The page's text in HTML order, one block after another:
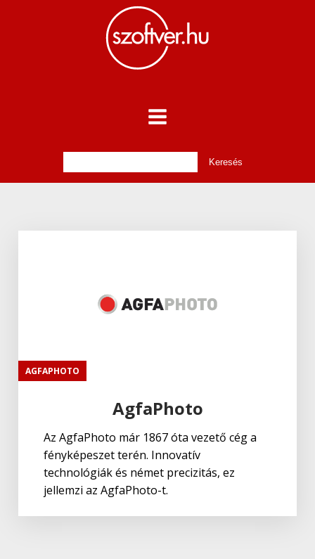
AGFAPHOTO
AgfaPhoto
Az AgfaPhoto már 1867 óta vezető cég a
fényképeszet terén. Innovatív
technológiák és német precizitás, ez
jellemzi az AgfaPhoto-t.